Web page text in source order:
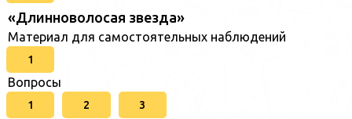
«Длинноволосая звезда»
Материал для самостоятельных наблюдений
1
Вопросы
1 2 3